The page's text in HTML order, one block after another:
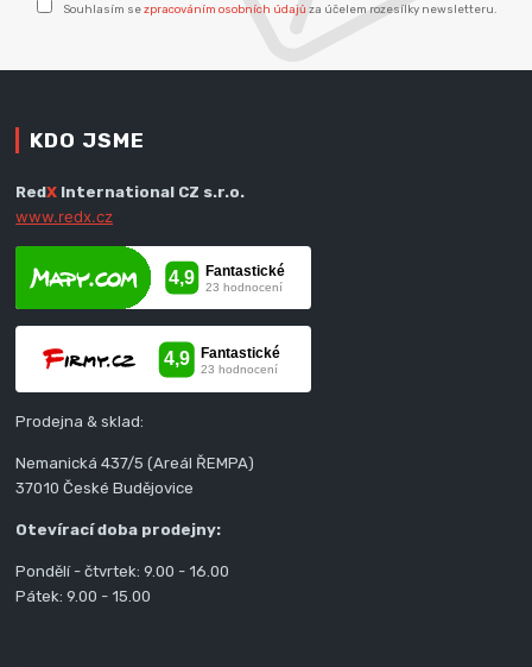
Souhlasím sezpracováním osobních údajů za účelem rozesílky newsletteru.
KDO JSME
RedX International CZ s.r.o.
www.redx.cz
Prodejna & sklad:
Nemanická 437/5 (Areál ŘEMPA)
37010 České Budějovice
Otevírací doba prodejny:
Pondělí - čtvrtek: 9.00 - 16.00
Pátek: 9.00 - 15.00